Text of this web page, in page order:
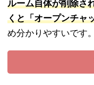
ルーム自体が削除さ
くと「オープンチャ
め分かりやすいです。